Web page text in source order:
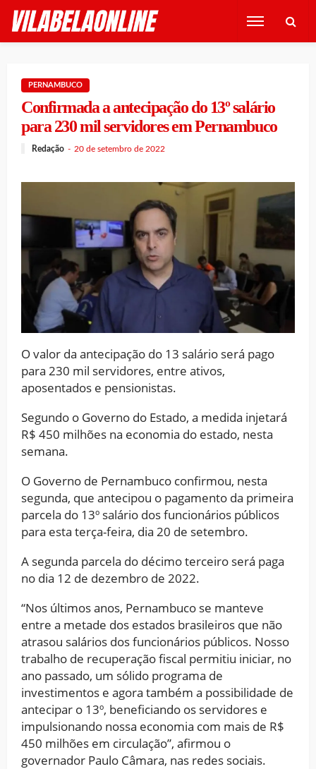
PERNAMBUCO
Confirmada a antecipação do 13º salário
para 230 mil servidores em Pernambuco
Redação 20 de setembro de 2022
O valor da antecipação do 13 salário será pago
para 230 mil servidores, entre ativos,
aposentados e pensionistas.
Segundo o Governo do Estado, a medida injetará
R$ 450 milhões na economia do estado, nesta
semana.
O Governo de Pernambuco confirmou, nesta
segunda, que antecipou o pagamento da primeira
parcela do 13º salário dos funcionários públicos
para esta terça-feira, dia 20 de setembro.
A segunda parcela do décimo terceiro será paga
no dia 12 de dezembro de 2022.
“Nos últimos anos, Pernambuco se manteve
entre a metade dos estados brasileiros que não
atrasou salários dos funcionários públicos. Nosso
trabalho de recuperação fiscal permitiu iniciar, no
ano passado, um sólido programa de
investimentos e agora também a possibilidade de
antecipar o 13º, beneficiando os servidores e
impulsionando nossa economia com mais de R$
450 milhões em circulação”, afirmou o
governador Paulo Câmara, nas redes sociais.